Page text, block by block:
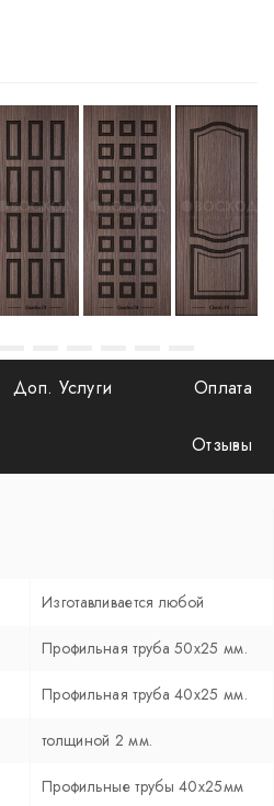
Доп. Услуги Оплата
Отзывы
Изготавливается любой
Профильная труба 50х25 мм.
Профильная труба 40х25 мм.
толщиной 2 мм.
Профильные трубы 40х25мм